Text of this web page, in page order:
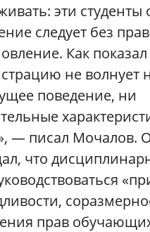
эти
следует без
Как
не волнует
поведение, ни
— писал Мочалов.
что
прав